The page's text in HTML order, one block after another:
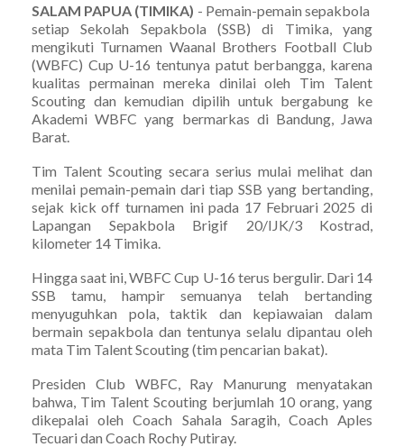
SALAM PAPUA (TIMIKA) - Pemain-pemain sepakbola
setiap Sekolah Sepakbola (SSB) di Timika, yang
mengikuti Turnamen Waanal Brothers Football Club
(WBFC) Cup U-16 tentunya patut berbangga, karena
kualitas permainan mereka dinilai oleh Tim Talent
Scouting dan kemudian dipilih untuk bergabung ke
Akademi WBFC yang bermarkas di Bandung, Jawa
Barat.
Tim Talent Scouting secara serius mulai melihat dan
menilai pemain-pemain dari tiap SSB yang bertanding,
sejak kick off turnamen ini pada 17 Februari 2025 di
Lapangan Sepakbola Brigif 20/IJK/3 Kostrad,
kilometer 14 Timika.
Hingga saat ini, WBFC Cup U-16 terus bergulir. Dari 14
SSB tamu, hampir semuanya telah bertanding
menyuguhkan pola, taktik dan kepiawaian dalam
bermain sepakbola dan tentunya selalu dipantau oleh
mata Tim Talent Scouting (tim pencarian bakat).
Presiden Club WBFC, Ray Manurung menyatakan
bahwa, Tim Talent Scouting berjumlah 10 orang, yang
dikepalai oleh Coach Sahala Saragih, Coach Aples
Tecuari dan Coach Rochy Putiray.